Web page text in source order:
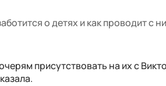
о детях и как проводит с
присутствовать на их с